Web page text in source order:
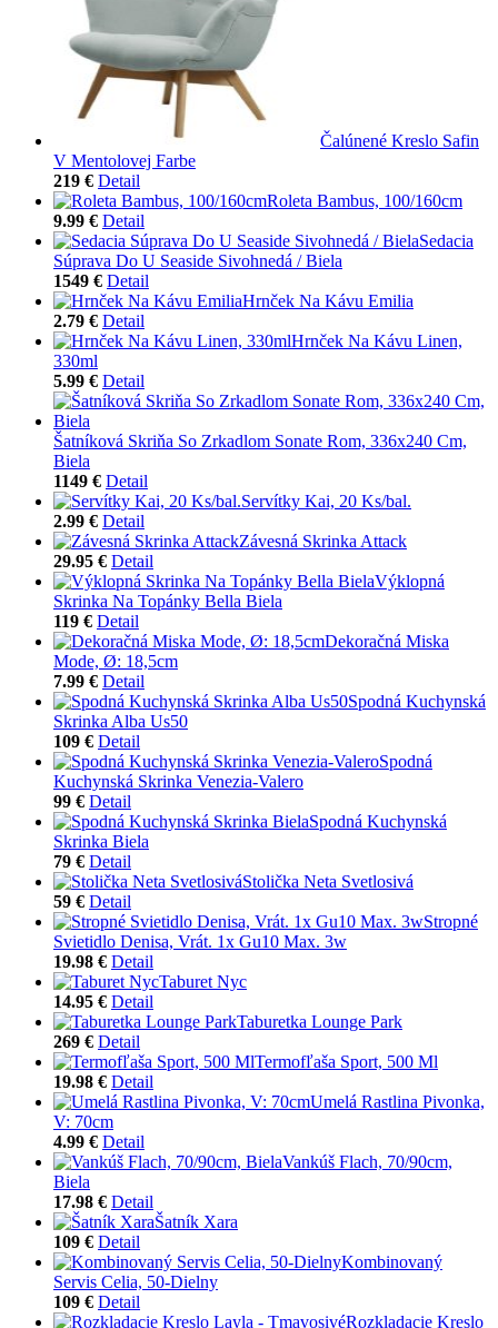
Čalúnené Kreslo Safin
V Mentolovej Farbe
219 € Detail
Roleta Bambus, 100/160cm
9.99 € Detail
Sedacia
Súprava Do U Seaside Sivohnedá / Biela
1549 € Detail
Hrnček Na Kávu Emilia
2.79 € Detail
Hrnček Na Kávu Linen,
330ml
5.99 € Detail
Šatníková Skriňa So Zrkadlom Sonate Rom, 336x240 Cm,
Biela
1149 € Detail
Servítky Kai, 20 Ks/bal.
2.99 € Detail
Závesná Skrinka Attack
29.95 € Detail
Výklopná
Skrinka Na Topánky Bella Biela
119 € Detail
Dekoračná Miska
Mode, Ø: 18,5cm
7.99 € Detail
Spodná Kuchynská
Skrinka Alba Us50
109 € Detail
Spodná
Kuchynská Skrinka Venezia-Valero
99 € Detail
Spodná Kuchynská
Skrinka Biela
79 € Detail
Stolička Neta Svetlosivá
59 € Detail
Stropné
Svietidlo Denisa, Vrát. 1x Gu10 Max. 3w
19.98 € Detail
Taburet Nyc
14.95 € Detail
Taburetka Lounge Park
269 € Detail
Termofľaša Sport, 500 Ml
19.98 € Detail
Umelá Rastlina Pivonka,
V: 70cm
4.99 € Detail
Vankúš Flach, 70/90cm,
Biela
17.98 € Detail
Šatník Xara
109 € Detail
Kombinovaný
Servis Celia, 50-Dielny
109 € Detail
Rozkladacie Kreslo